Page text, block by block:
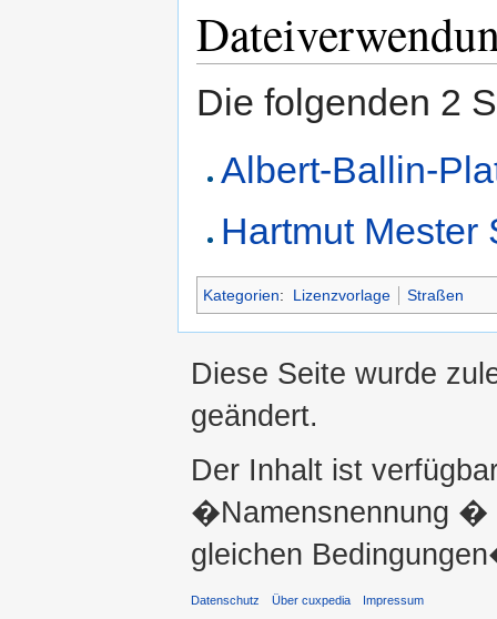
Die folgenden 2
Albert-Ballin-
Hartmut Mester
Kategorien: Lizenzvorlage Straßen
Diese Seite wurde
geändert.
Der Inhalt ist
�Namensnennung �
gleichen
Datenschutz Über cuxpedia Impressum